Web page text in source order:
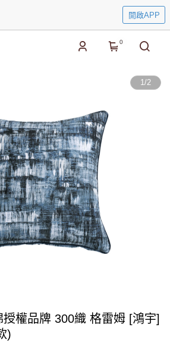
開啟APP
0
1/2
權品牌 300織 格雷姆 [鴻宇]
)